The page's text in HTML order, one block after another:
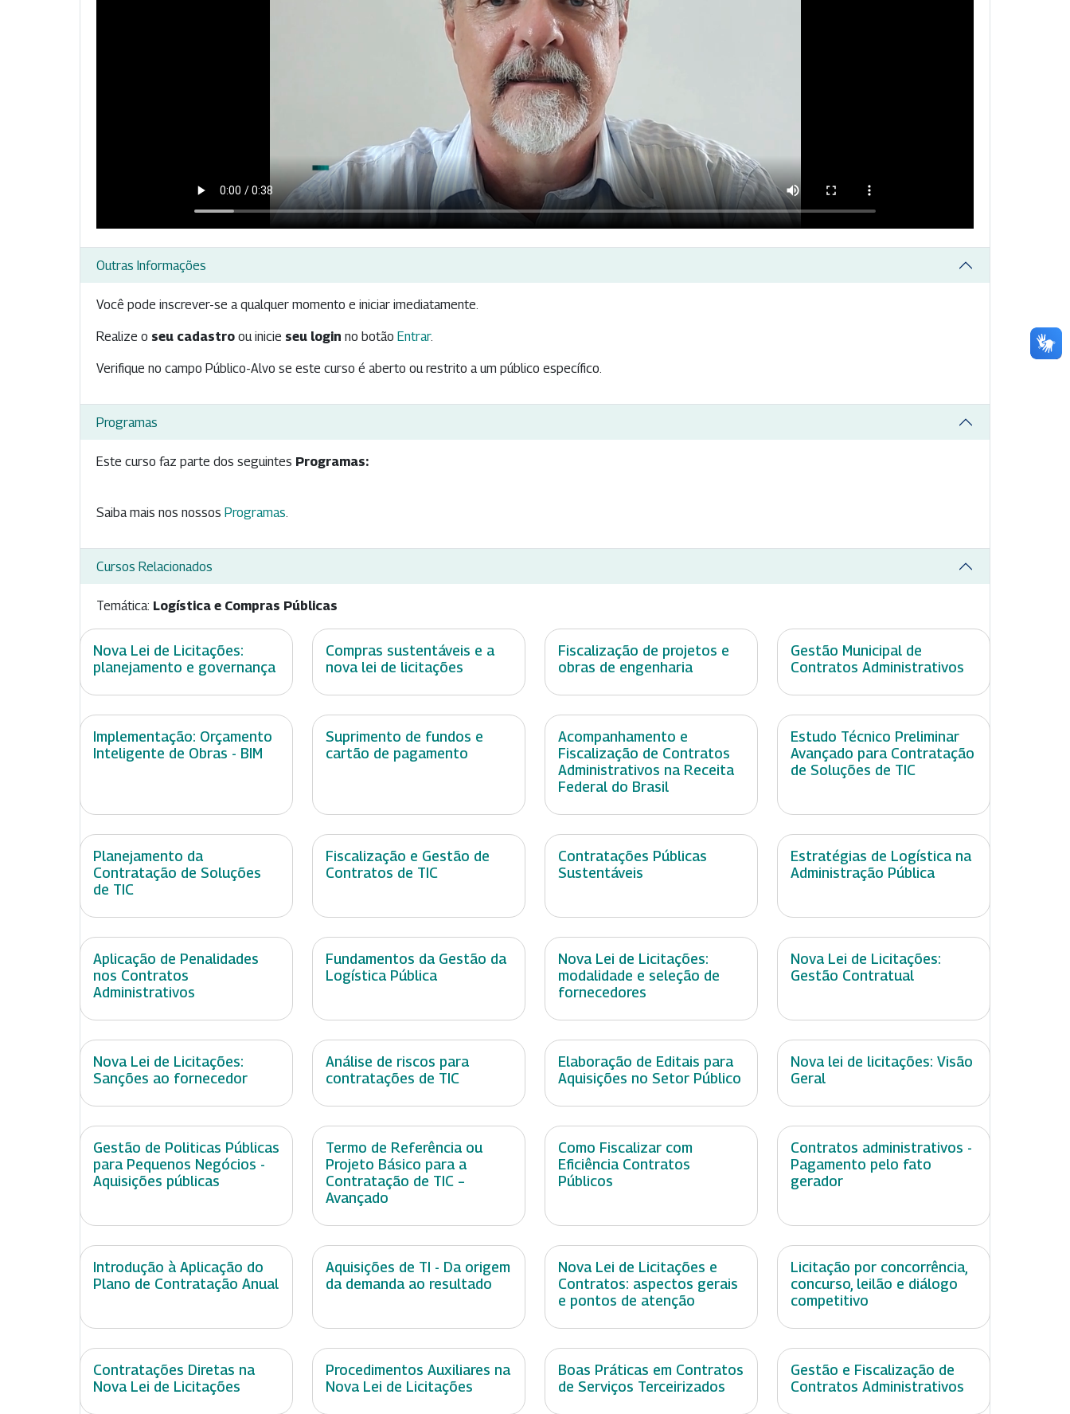
Outras Informações
Você pode inscrever-se a qualquer momento e iniciar imediatamente.
Realize o seu cadastro ou inicie seu login no botão Entrar.
Verifique no campo Público-Alvo se este curso é aberto ou restrito a um público específico.
Programas
Este curso faz parte dos seguintes Programas:
Saiba mais nos nossos Programas.
Cursos Relacionados
Temática: Logística e Compras Públicas
Nova Lei de Licitações:
planejamento e governança
Compras sustentáveis e a
nova lei de licitações
Fiscalização de projetos e
obras de engenharia
Gestão Municipal de
Contratos Administrativos
Implementação: Orçamento
Inteligente de Obras - BIM
Suprimento de fundos e
cartão de pagamento
Acompanhamento e
Fiscalização de Contratos
Administrativos na Receita
Federal do Brasil
Estudo Técnico Preliminar
Avançado para Contratação
de Soluções de TIC
Planejamento da
Contratação de Soluções
de TIC
Fiscalização e Gestão de
Contratos de TIC
Contratações Públicas
Sustentáveis
Estratégias de Logística na
Administração Pública
Aplicação de Penalidades
nos Contratos
Administrativos
Fundamentos da Gestão da
Logística Pública
Nova Lei de Licitações:
modalidade e seleção de
fornecedores
Nova Lei de Licitações:
Gestão Contratual
Nova Lei de Licitações:
Sanções ao fornecedor
Análise de riscos para
contratações de TIC
Elaboração de Editais para
Aquisições no Setor Público
Nova lei de licitações: Visão
Geral
Gestão de Politicas Públicas
para Pequenos Negócios -
Aquisições públicas
Termo de Referência ou
Projeto Básico para a
Contratação de TIC –
Avançado
Como Fiscalizar com
Eficiência Contratos
Públicos
Contratos administrativos -
Pagamento pelo fato
gerador
Introdução à Aplicação do
Plano de Contratação Anual
Aquisições de TI - Da origem
da demanda ao resultado
Nova Lei de Licitações e
Contratos: aspectos gerais
e pontos de atenção
Licitação por concorrência,
concurso, leilão e diálogo
competitivo
Contratações Diretas na
Nova Lei de Licitações
Procedimentos Auxiliares na
Nova Lei de Licitações
Boas Práticas em Contratos
de Serviços Terceirizados
Gestão e Fiscalização de
Contratos Administrativos